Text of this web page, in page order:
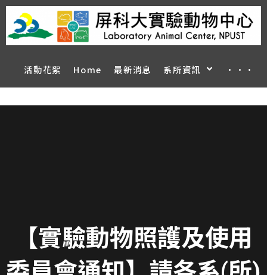
活動花絮 Home 最新消息 系所資訊 ···
【實驗動物照護及使用